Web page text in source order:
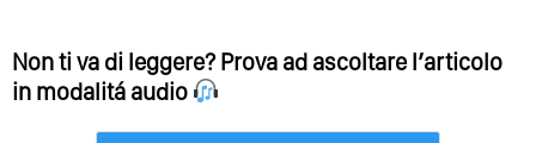
Non ti va di leggere? Prova ad ascoltare l’articolo
in modalitá audio